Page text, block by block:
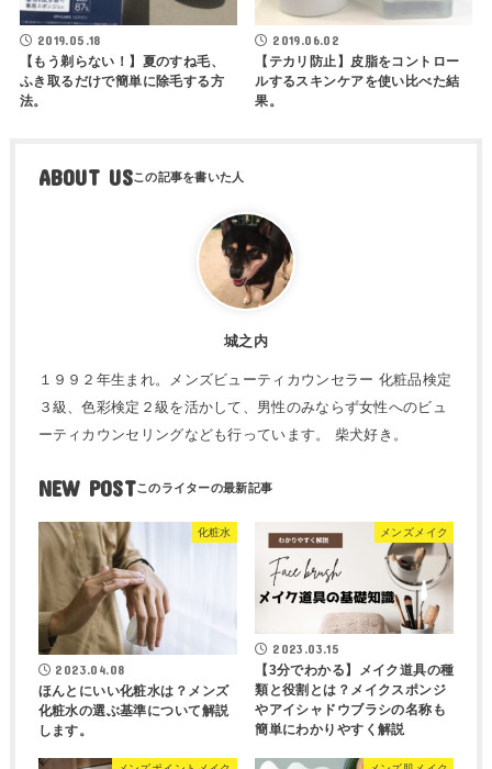
2019.05.18
【もう剃らない！】夏のすね毛、
ふき取るだけで簡単に除毛する方
法。
2019.06.02
【テカリ防止】皮脂をコントロー
ルするスキンケアを使い比べた結
果。
ABOUT US
城之内
１９９２年生まれ。メンズビューティカウンセラー 化粧品検定
３級、色彩検定２級を活かして、男性のみならず女性へのビュ
ーティカウンセリングなども行っています。 柴犬好き。
NEW POST
化粧水
2023.04.08
ほんとにいい化粧水は？メンズ
化粧水の選ぶ基準について解説
します。
メンズメイク
2023.03.15
【3分でわかる】メイク道具の種
類と役割とは？メイクスポンジ
やアイシャドウブラシの名称も
簡単にわかりやすく解説